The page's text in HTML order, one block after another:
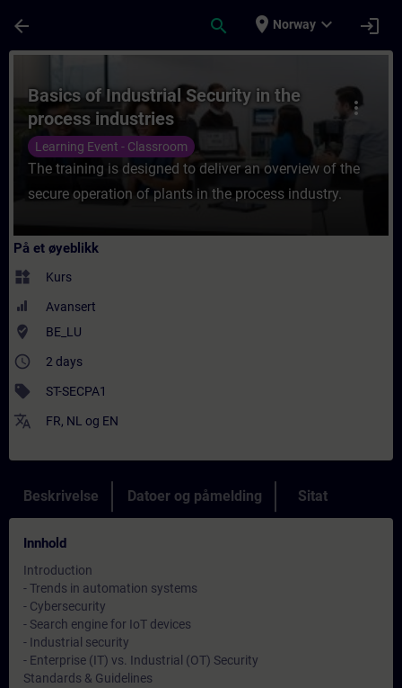
arrow_back search place Norway expand_more login
more_vert
Basics of Industrial Security in the
process industries
Learning Event - Classroom
The training is designed to deliver an overview of the
secure operation of plants in the process industry.
På et øyeblikk
widgets Kurs
Avansert
where_to_vote BE_LU
access_time 2 days
sell ST-SECPA1
translate FR, NL og EN
Beskrivelse Datoer og påmelding Sitat
Innhold
Introduction
- Trends in automation systems
- Cybersecurity
- Search engine for IoT devices
- Industrial security
- Enterprise (IT) vs. Industrial (OT) Security
Standards & Guidelines